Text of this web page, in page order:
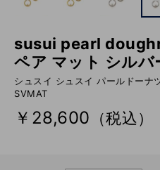
susui pearl
ペア マット シルバ
シュスイ シュスイ パールドー
SVMAT
￥28,600 （税込）